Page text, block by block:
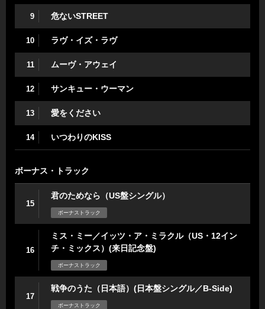
9 危ないSTREET
10 ラヴ・イズ・ラヴ
11 ムーヴ・アウェイ
12 サンキュー・ウーマン
13 愛をください
14 いつわりのKISS
ボーナス・トラック
15
君のためなら（US盤シングル）
ボーナストラック
16
ミス・ミー／イッツ・ア・ミラクル（US・12イン
チ・ミックス）(来日記念盤)
ボーナストラック
17
戦争のうた（日本語）(日本盤シングル／B-Side)
ボーナストラック